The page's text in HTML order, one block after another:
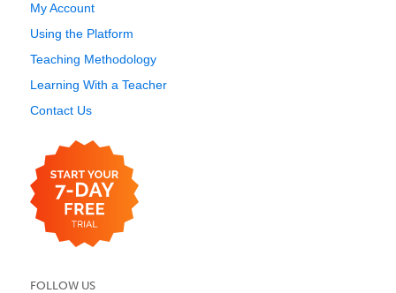
My Account
Using the Platform
Teaching Methodology
Learning With a Teacher
Contact Us
FOLLOW US